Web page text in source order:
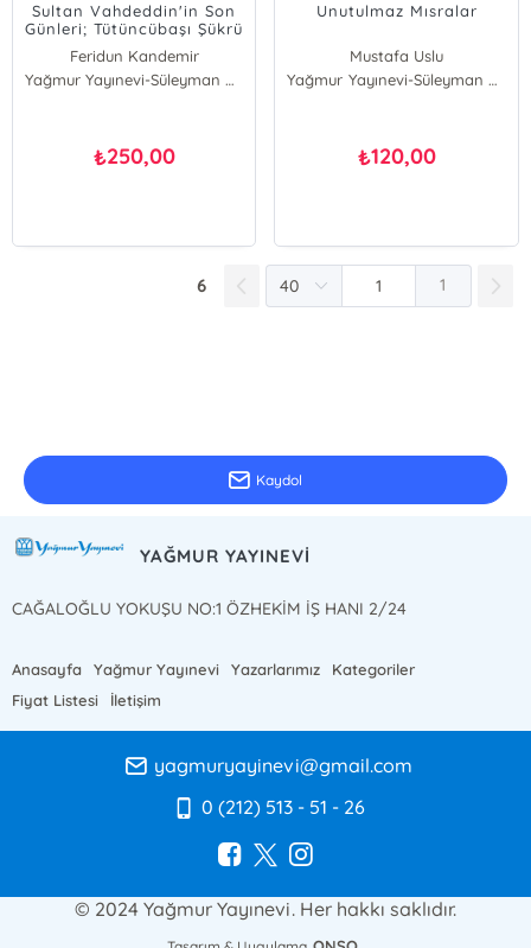
Sultan Vahdeddin'in Son
Günleri; Tütüncübaşı Şükrü
Anlatıyor
Feridun Kandemir
Yağmur Yayınevi-Süleyman Özdemir
₺250,00
Unutulmaz Mısralar
Mustafa Uslu
Yağmur Yayınevi-Süleyman Özdemir
₺120,00
6 1
Kaydol
YAĞMUR YAYINEVİ
CAĞALOĞLU YOKUŞU NO:1 ÖZHEKİM İŞ HANI 2/24
Anasayfa Yağmur Yayınevi Yazarlarımız
Kategoriler
Fiyat Listesi
İletişim
yagmuryayinevi@gmail.com
0 (212) 513 - 51 - 26
© 2024 Yağmur Yayınevi. Her hakkı saklıdır.